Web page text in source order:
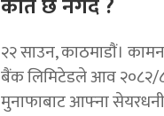
२२ साउन, काठमाडाैं।
बैंक लिमिटेडले आव २०८२/
मुनाफाबाट आफ्ना